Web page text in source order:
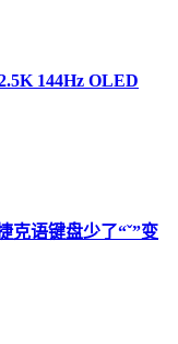
144Hz OLED
克语键盘少了“ˇ”变